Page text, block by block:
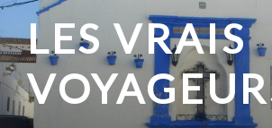
Aller
contenu
principal
LES VRAIS